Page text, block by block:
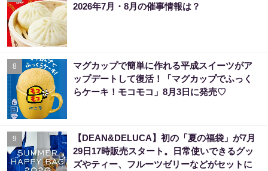
2026年7月・8月の催事情報は？
8
マグカップで簡単に作れる平成スイーツがア
ップデートして復活！「マグカップでふっく
らケーキ！モコモコ」8月3日に発売♡
9
【DEAN&DELUCA】初の「夏の福袋」が7月
29日17時販売スタート。日常使いできるグッ
ズやティー、フルーツゼリーなどがセットに